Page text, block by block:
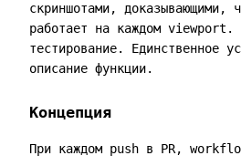
скриншотами, доказывающими,
работает на каждом viewport.
тестирование. Единственное
описание функции.
Концепция
При каждом push в PR,